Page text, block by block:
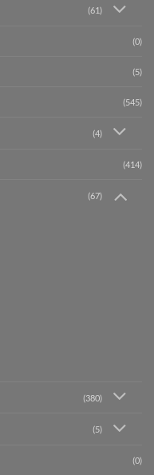
(61)
(0)
(5)
(545)
(4)
(414)
(67)
(380)
(5)
(0)